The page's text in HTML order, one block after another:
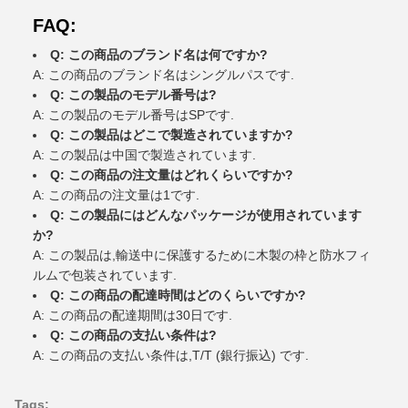
FAQ:
Q: この商品のブランド名は何ですか?
A: この商品のブランド名はシングルパスです.
Q: この製品のモデル番号は?
A: この製品のモデル番号はSPです.
Q: この製品はどこで製造されていますか?
A: この製品は中国で製造されています.
Q: この商品の注文量はどれくらいですか?
A: この商品の注文量は1です.
Q: この製品にはどんなパッケージが使用されています
か?
A: この製品は,輸送中に保護するために木製の枠と防水フィ
ルムで包装されています.
Q: この商品の配達時間はどのくらいですか?
A: この商品の配達期間は30日です.
Q: この商品の支払い条件は?
A: この商品の支払い条件は,T/T (銀行振込) です.
Tags: